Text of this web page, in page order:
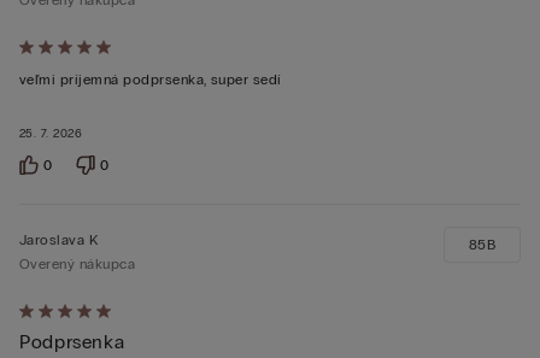
Hodnotenie:
5
25. 7. 2026
veľmi príjemná podprsenka, super sedí
0 0
Hodnotenie:
5
Jaroslava K
Overený nákupca
Podprsenka
85B